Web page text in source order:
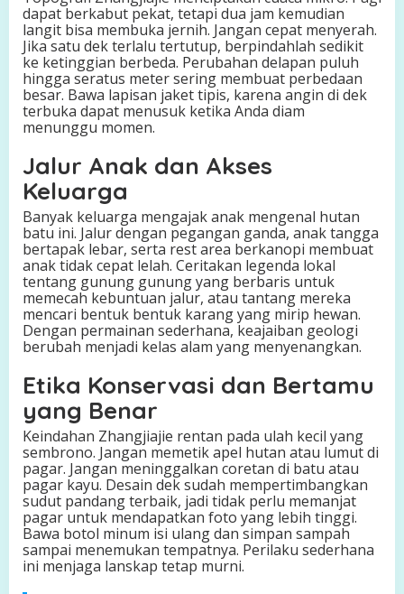
dapat berkabut pekat, tetapi dua jam kemudian
langit bisa membuka jernih. Jangan cepat menyerah.
Jika satu dek terlalu tertutup, berpindahlah sedikit
ke ketinggian berbeda. Perubahan delapan puluh
hingga seratus meter sering membuat perbedaan
besar. Bawa lapisan jaket tipis, karena angin di dek
terbuka dapat menusuk ketika Anda diam
menunggu momen.
Jalur Anak dan Akses
Keluarga
Banyak keluarga mengajak anak mengenal hutan
batu ini. Jalur dengan pegangan ganda, anak tangga
bertapak lebar, serta rest area berkanopi membuat
anak tidak cepat lelah. Ceritakan legenda lokal
tentang gunung gunung yang berbaris untuk
memecah kebuntuan jalur, atau tantang mereka
mencari bentuk bentuk karang yang mirip hewan.
Dengan permainan sederhana, keajaiban geologi
berubah menjadi kelas alam yang menyenangkan.
Etika Konservasi dan Bertamu
yang Benar
Keindahan Zhangjiajie rentan pada ulah kecil yang
sembrono. Jangan memetik apel hutan atau lumut di
pagar. Jangan meninggalkan coretan di batu atau
pagar kayu. Desain dek sudah mempertimbangkan
sudut pandang terbaik, jadi tidak perlu memanjat
pagar untuk mendapatkan foto yang lebih tinggi.
Bawa botol minum isi ulang dan simpan sampah
sampai menemukan tempatnya. Perilaku sederhana
ini menjaga lanskap tetap murni.